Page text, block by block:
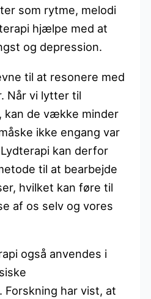
som rytme, melodi
hjælpe med at
og depression.
til at resonere med
Når vi lytter til
kan de vække minder
ikke engang var
kan derfor
til at bearbejde
hvilket kan føre til
af os selv og vores
også anvendes i
Forskning har vist, at